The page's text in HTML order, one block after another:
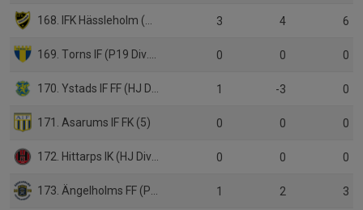
168. IFK Hässleholm (P19 Div.1) 3 4 6
169. Torns IF (P19 Div.1) 0 0 0
170. Ystads IF FF (HJ Div.1) 1 -3 0
171. Asarums IF FK (5) 0 0 0
172. Hittarps IK (HJ Div.1) 0 0 0
173. Ängelholms FF (P19) 1 2 3